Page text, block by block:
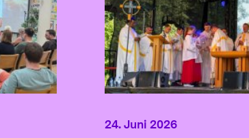
24. Juni 2026